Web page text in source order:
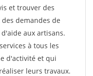
et trouver des
demandes de
aux artisans.
à tous les
d'activité et qui
leurs travaux.